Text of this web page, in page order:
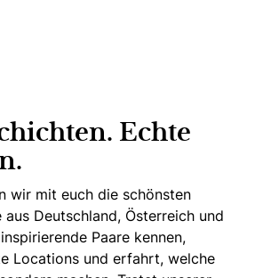
Echte
wir mit euch die schönsten
Deutschland, Österreich und
Paare kennen,
Locations und erfahrt, welche